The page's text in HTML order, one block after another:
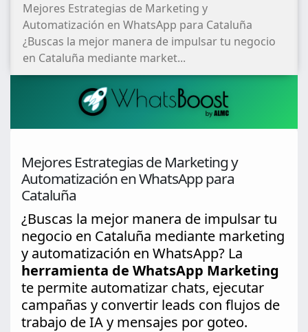
Mejores Estrategias de Marketing y
Automatización en WhatsApp para Cataluña
¿Buscas la mejor manera de impulsar tu negocio
en Cataluña mediante market...
Mejores Estrategias de Marketing y
Automatización en WhatsApp para
Cataluña
¿Buscas la mejor manera de impulsar tu
negocio en Cataluña mediante marketing
y automatización en WhatsApp? La
herramienta de WhatsApp Marketing
te permite automatizar chats, ejecutar
campañas y convertir leads con flujos de
trabajo de IA y mensajes por goteo.